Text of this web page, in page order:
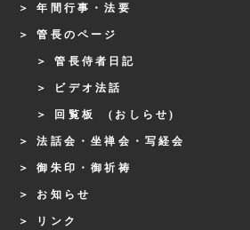
年間行事・法要
管長のページ
管長侍者日記
ビデオ法話
回覧板 (おしらせ)
法話会・坐禅会・写経会
御朱印・御祈祷
お知らせ
リンク